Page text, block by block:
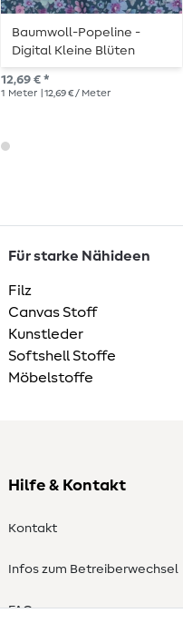
Baumwoll-Popeline -
Digital Kleine Blüten
Petrol
12,69 € *
1 Meter | 12,69 € / Meter
Für starke Nähideen
Filz
Canvas Stoff
Kunstleder
Softshell Stoffe
Möbelstoffe
Hilfe & Kontakt
Kontakt
Infos zum Betreiberwechsel
FAQ